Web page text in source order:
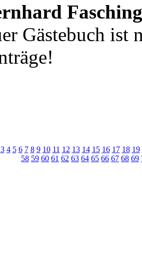
Fasching
Gästebuch ist
3 4 5 6 7 8 9 10 11 12 13 14 15 16 17 18 19
58 59 60 61 62 63 64 65 66 67 68 69